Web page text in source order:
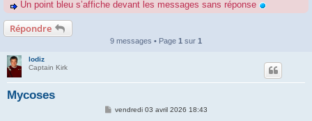
Un point bleu s’affiche devant les messages sans réponse
Répondre
9 messages • Page 1 sur 1
lodiz
Captain Kirk
Mycoses
Mvendredi 03 avril 2026 18:43